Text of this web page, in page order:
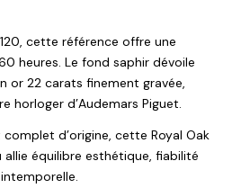
cette référence offre une
heures. Le fond saphir dévoile
or 22 carats finement gravée,
horloger d’Audemars Piguet.
d’origine, cette Royal Oak
allie équilibre esthétique, fiabilité